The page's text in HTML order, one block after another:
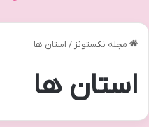
مجله نکستونز / استان ها
استان ها